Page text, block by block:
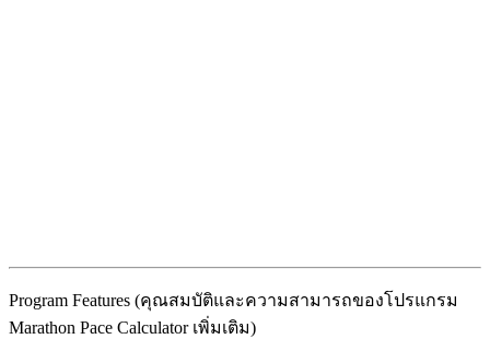
Program Features (คุณสมบัติและความสามารถของโปรแกรม
Marathon Pace Calculator เพิ่มเติม)